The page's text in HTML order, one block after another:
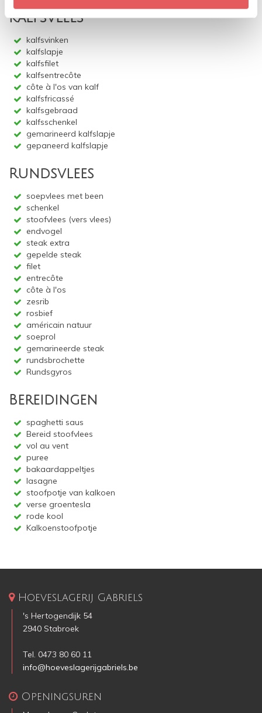
Kalfsvlees
kalfsvinken
kalfslapje
kalfsfilet
kalfsentrecôte
côte à l'os van kalf
kalfsfricassé
kalfsgebraad
kalfsschenkel
gemarineerd kalfslapje
gepaneerd kalfslapje
Rundsvlees
soepvlees met been
schenkel
stoofvlees (vers vlees)
endvogel
steak extra
gepelde steak
filet
entrecôte
côte à l'os
zesrib
rosbief
américain natuur
soeprol
gemarineerde steak
rundsbrochette
Rundsgyros
Bereidingen
spaghetti saus
Bereid stoofvlees
vol au vent
puree
bakaardappeltjes
lasagne
stoofpotje van kalkoen
verse groentesla
rode kool
Kalkoenstoofpotje
Hoeveslagerij Gabriels
's Hertogendijk 54
2940 Stabroek
Tel. 0473 80 60 11
info@hoeveslagerijgabriels.be
Openingsuren